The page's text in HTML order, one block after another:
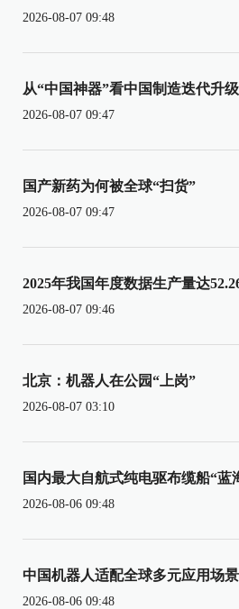
2026-08-07 09:48
从“中国神器”看中国制造迭代升级
2026-08-07 09:47
国产新药为何被全球“扫货”
2026-08-07 09:47
2025年我国年度数据生产量达
2026-08-07 09:46
北京：机器人在公园“上岗”
2026-08-07 03:10
国内最大自航式纯电驱布缆船“蓝
2026-08-06 09:48
中国机器人适配全球多元应用场景
2026-08-06 09:48